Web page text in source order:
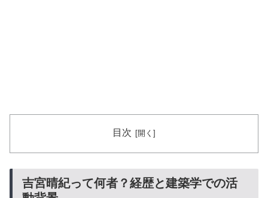
目次
吉宮晴紀って何者？経歴と建築学での活